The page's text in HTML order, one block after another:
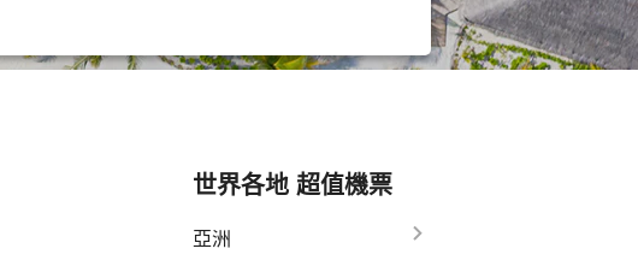
世界各地 超值機票
亞洲